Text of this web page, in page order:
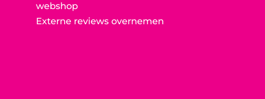
webshop
Externe reviews overnemen